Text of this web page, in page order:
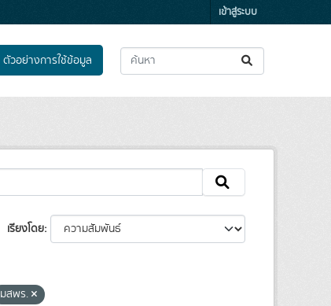
เข้าสู่ระบบ
ตัวอย่างการใช้ข้อมูล
เรียงโดย
มสพร.